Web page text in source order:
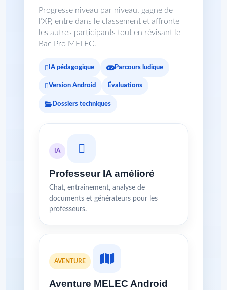
Progresse niveau par niveau, gagne de
l’XP, entre dans le classement et affronte
les autres participants tout en révisant le
Bac Pro MELEC.
IA pédagogique Parcours ludique
Version Android Évaluations
Dossiers techniques
IA
Professeur IA amélioré
Chat, entraînement, analyse de
documents et générateurs pour les
professeurs.
AVENTURE
Aventure MELEC Android